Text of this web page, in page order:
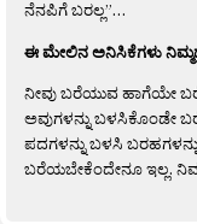
ನೆನಪಿಗೆ ಬರಲ್ಲ”…
ಈ ಮೇಲಿನ ಅನಿಸಿಕೆಗಳು
ನೀವು ಬರೆಯುವ ಹಾಗೆಯೇ
ಅವುಗಳನ್ನು ಬಳಸಿಕೊಂಡೇ
ಪದಗಳನ್ನು ಬಳಸಿ
ಬರೆಯಬೇಕೆಂದೇನೂ ಇಲ್ಲ.